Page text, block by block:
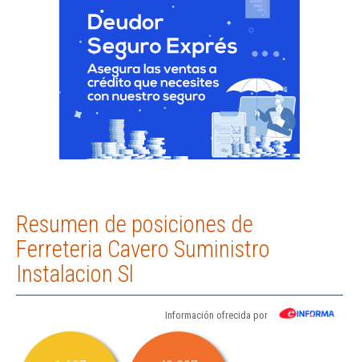
Resumen de posiciones de
Ferreteria Cavero Suministro
Instalacion Sl
Información ofrecida por